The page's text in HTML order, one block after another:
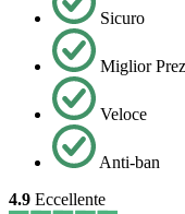
Sicuro
Miglior
Veloce
Anti-ban
4.9 Eccellente